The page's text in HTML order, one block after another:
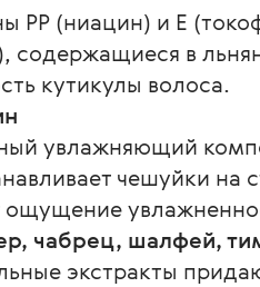
РР (ниацин) и Е
содержащиеся в
кутикулы волоса.
увлажняющий
чешуйки
ощущение
чабрец, шалфей,
экстракты